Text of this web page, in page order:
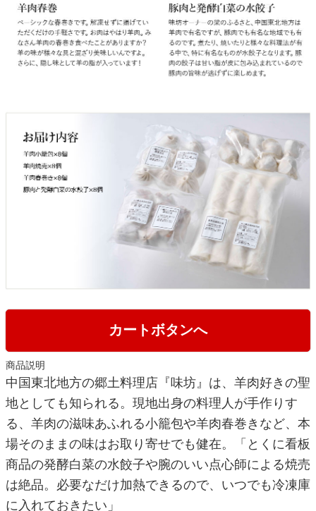
カートボタンへ
商品説明
中国東北地方の郷土料理店『味坊』は、羊肉好きの聖
地としても知られる。現地出身の料理人が手作りす
る、羊肉の滋味あふれる小籠包や羊肉春巻きなど、本
場そのままの味はお取り寄せでも健在。「とくに看板
商品の発酵白菜の水餃子や腕のいい点心師による焼売
は絶品。必要なだけ加熱できるので、いつでも冷凍庫
に入れておきたい」